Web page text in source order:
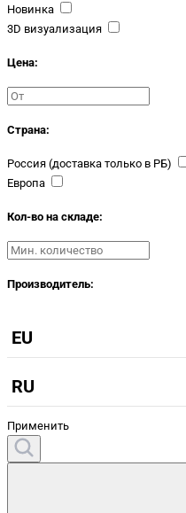
Новинка
3D визуализация
Цена:
Страна:
Россия (доставка только в РБ)
Европа
Кол-во на складе:
Производитель:
EU
RU
Применить